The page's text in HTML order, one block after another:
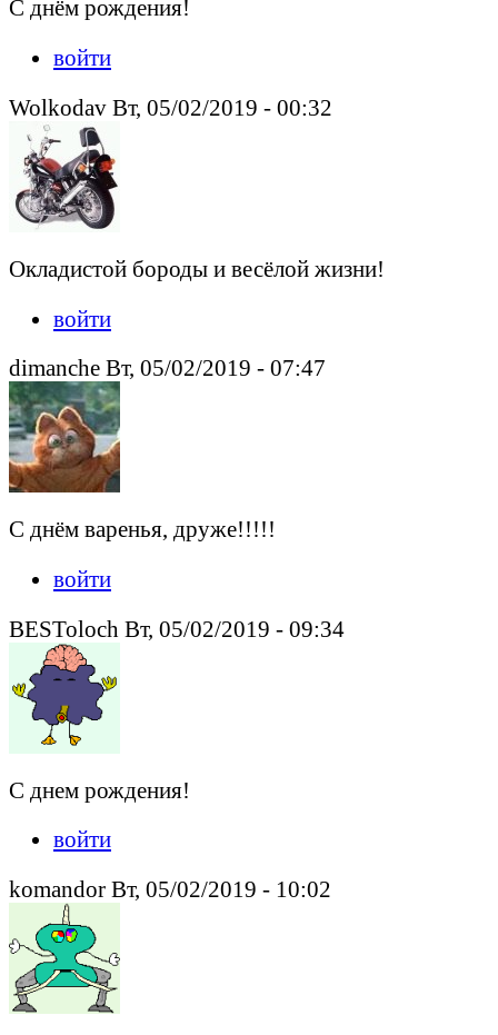
С днём рождения!
войти
Wolkodav Вт, 05/02/2019 - 00:32
Окладистой бороды и весёлой жизни!
войти
dimanche Вт, 05/02/2019 - 07:47
С днём варенья, друже!!!!!
войти
BESToloch Вт, 05/02/2019 - 09:34
С днем рождения!
войти
komandor Вт, 05/02/2019 - 10:02